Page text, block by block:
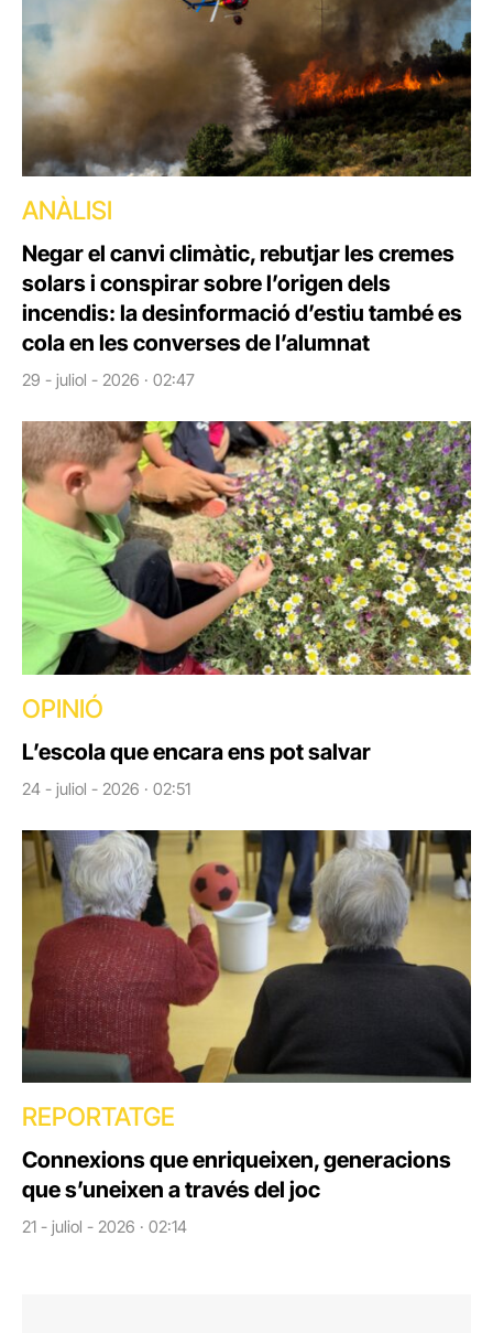
ANÀLISI
Negar el canvi climàtic, rebutjar les cremes
solars i conspirar sobre l’origen dels
incendis: la desinformació d’estiu també es
cola en les converses de l’alumnat
29 - juliol - 2026 · 02:47
OPINIÓ
L’escola que encara ens pot salvar
24 - juliol - 2026 · 02:51
REPORTATGE
Connexions que enriqueixen, generacions
que s’uneixen a través del joc
21 - juliol - 2026 · 02:14